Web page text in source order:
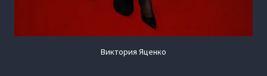
Виктория Яценко